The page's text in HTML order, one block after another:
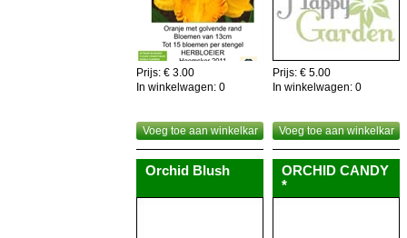
Prijs: € 3.00
In winkelwagen: 0
Voeg toe aan winkelkar
Prijs: € 5.00
In winkelwagen: 0
Voeg toe aan winkelkar
Orchid Blush
ORCHID CANDY
*